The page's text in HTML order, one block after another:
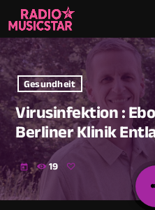
Gesundheit
Virusinfektion :
Berliner Klinik
today 19